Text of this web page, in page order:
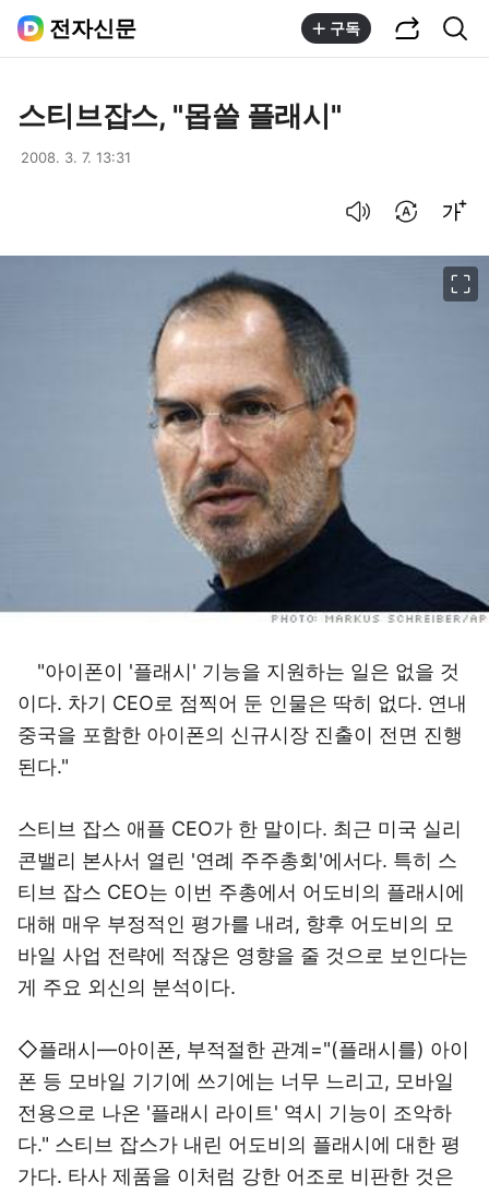
전자신문 구독
스티브잡스, "몹쓸 플래시"
2008. 3. 7. 13:31
"아이폰이 '플래시' 기능을 지원하는 일은 없을 것
이다. 차기 CEO로 점찍어 둔 인물은 딱히 없다. 연내
중국을 포함한 아이폰의 신규시장 진출이 전면 진행
된다."
스티브 잡스 애플 CEO가 한 말이다. 최근 미국 실리
콘밸리 본사서 열린 '연례 주주총회'에서다. 특히 스
티브 잡스 CEO는 이번 주총에서 어도비의 플래시에
대해 매우 부정적인 평가를 내려, 향후 어도비의 모
바일 사업 전략에 적잖은 영향을 줄 것으로 보인다는
게 주요 외신의 분석이다.
◇플래시―아이폰, 부적절한 관계="(플래시를) 아이
폰 등 모바일 기기에 쓰기에는 너무 느리고, 모바일
전용으로 나온 '플래시 라이트' 역시 기능이 조악하
다." 스티브 잡스가 내린 어도비의 플래시에 대한 평
가다. 타사 제품을 이처럼 강한 어조로 비판한 것은